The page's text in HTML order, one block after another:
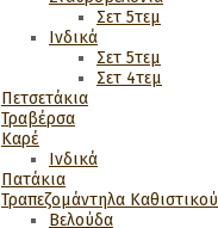
Σετ 5τεμ
Ινδικά
Σετ 5τεμ
Σετ 4τεμ
Πετσετάκια
Τραβέρσα
Καρέ
Ινδικά
Πατάκια
Τραπεζομάντηλα Καθιστικού
Βελούδα